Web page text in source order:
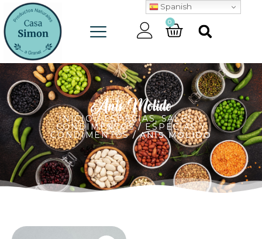
0
Anis Molido
INICIO/ESPECIAS, SALES Y
CONDIMENTOS/ESPECIAS Y
CONDIMENTOS/ ANIS MOLIDO
Spanish